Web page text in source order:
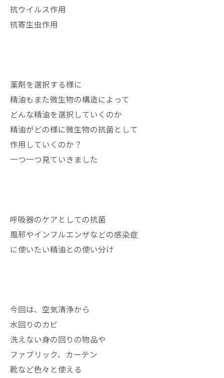
抗ウイルス作用
抗寄生虫作用
薬剤を選択する様に
精油もまた微生物の構造によって
どんな精油を選択していくのか
精油がどの様に微生物の抗菌として
作用していくのか？
一つ一つ見ていきました
呼吸器のケアとしての抗菌
風邪やインフルエンザなどの感染症
に使いたい精油との使い分け
今回は、空気清浄から
水回りのカビ
洗えない身の回りの物品や
ファブリック、カーテン
靴など色々と使える